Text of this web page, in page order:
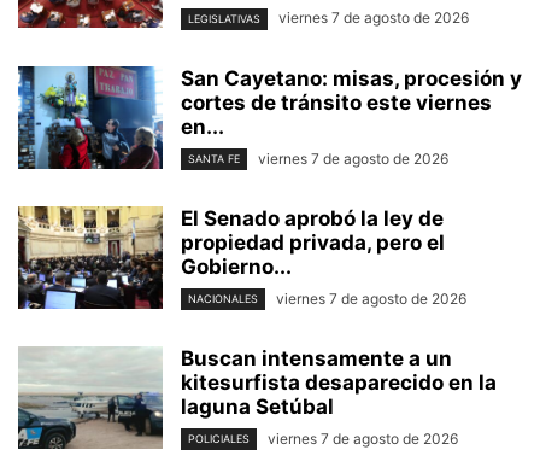
LEGISLATIVAS viernes 7 de agosto de 2026
San Cayetano: misas, procesión y
cortes de tránsito este viernes
en...
SANTA FE viernes 7 de agosto de 2026
El Senado aprobó la ley de
propiedad privada, pero el
Gobierno...
NACIONALES viernes 7 de agosto de 2026
Buscan intensamente a un
kitesurfista desaparecido en la
laguna Setúbal
POLICIALES viernes 7 de agosto de 2026